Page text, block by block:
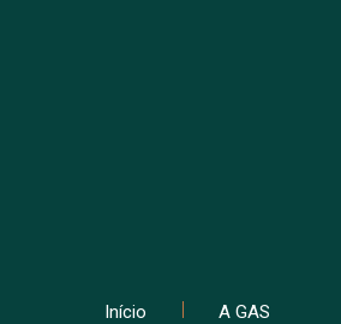
Início
A GAS